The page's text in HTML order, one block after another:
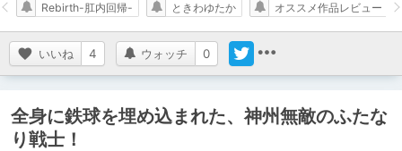
いいね 4 ウォッチ 0
Rebirth-肛内回帰- ときわゆたか オススメ作品レビュー
全身に鉄球を埋め込まれた、神州無敵のふたな
り戦士！